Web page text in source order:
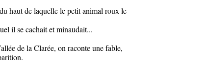
haut de laquelle le petit animal roux le
il se cachait et minaudait...
de la Clarée, on raconte une fable,